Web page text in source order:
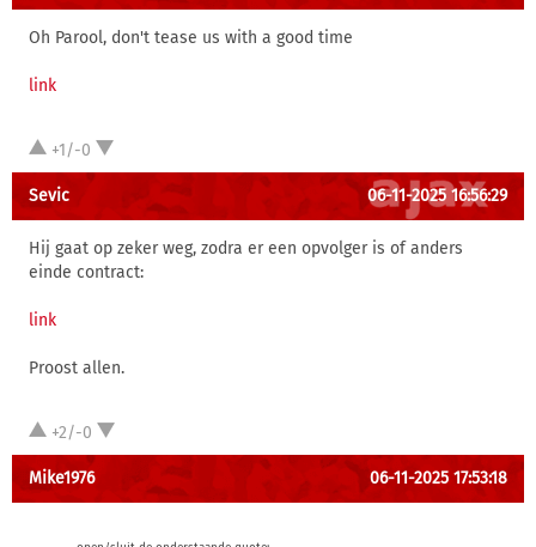
Oh Parool, don't tease us with a good time
link
+1/-0
Sevic 06-11-2025 16:56:29
Hij gaat op zeker weg, zodra er een opvolger is of anders
einde contract:
link
Proost allen.
+2/-0
Mike1976 06-11-2025 17:53:18